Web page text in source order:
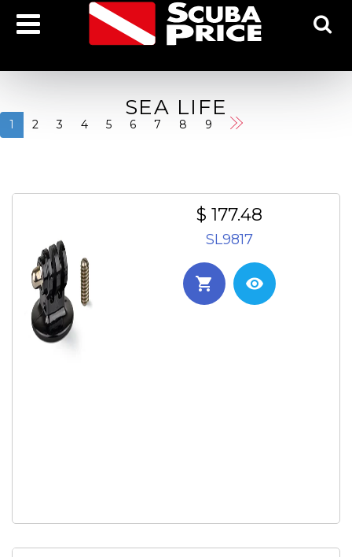
SEA LIFE
1 2 3 4 5 6 7 8 9
$ 177.48
SL9817